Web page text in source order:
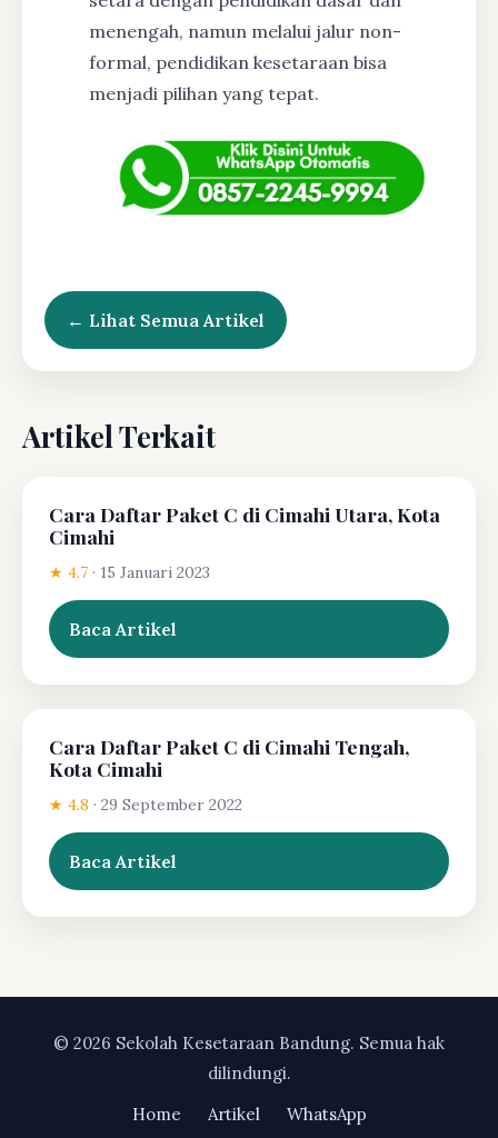
menengah, namun melalui jalur non-
formal, pendidikan kesetaraan bisa
menjadi pilihan yang tepat.
← Lihat Semua Artikel
Artikel Terkait
Cara Daftar Paket C di Cimahi Utara, Kota
Cimahi
★ 4.7 · 15 Januari 2023
Baca Artikel
Cara Daftar Paket C di Cimahi Tengah,
Kota Cimahi
★ 4.8 · 29 September 2022
Baca Artikel
© 2026 Sekolah Kesetaraan Bandung. Semua hak
dilindungi.
Home
Artikel WhatsApp